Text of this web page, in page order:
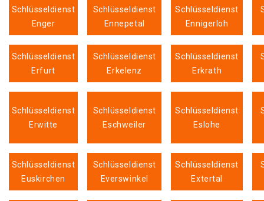
Schlüsseldienst
Enger
Schlüsseldienst
Ennepetal
Schlüsseldienst
Ennigerloh
Schlüsseldienst
Erfurt
Schlüsseldienst
Erkelenz
Schlüsseldienst
Erkrath
Schlüsseldienst
Erwitte
Schlüsseldienst
Eschweiler
Schlüsseldienst
Eslohe
Schlüsseldienst
Euskirchen
Schlüsseldienst
Everswinkel
Schlüsseldienst
Extertal